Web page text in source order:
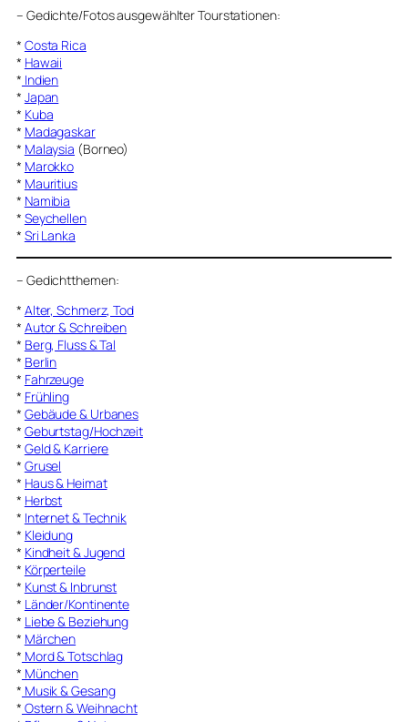
– Gedichte/Fotos ausgewählter Tourstationen:
* Costa Rica
* Hawaii
* Indien
* Japan
* Kuba
* Madagaskar
* Malaysia (Borneo)
* Marokko
* Mauritius
* Namibia
* Seychellen
* Sri Lanka
– Gedichtthemen:
* Alter, Schmerz, Tod
* Autor & Schreiben
* Berg, Fluss & Tal
* Berlin
* Fahrzeuge
* Frühling
* Gebäude & Urbanes
* Geburtstag/Hochzeit
* Geld & Karriere
* Grusel
* Haus & Heimat
* Herbst
* Internet & Technik
* Kleidung
* Kindheit & Jugend
* Körperteile
* Kunst & Inbrunst
* Länder/Kontinente
* Liebe & Beziehung
* Märchen
* Mord & Totschlag
* München
* Musik & Gesang
* Ostern & Weihnacht